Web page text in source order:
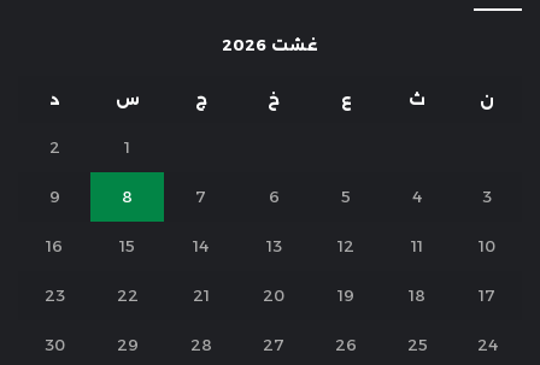
غشت 2026
ن ث ع خ ج س د
1
2
3
4
5
6
7
8
9
10
11
12
13
14
15
16
17
18
19
20
21
22
23
24
25
26
27
28
29
30